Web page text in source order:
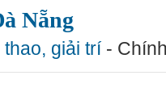
Nẵng
giải trí -